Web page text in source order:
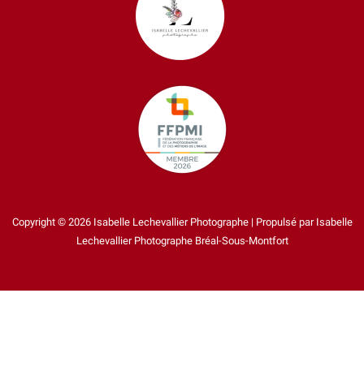
Copyright © 2026 Isabelle Lechevallier Photographe | Propulsé par Isabelle
Lechevallier Photographe Bréal-Sous-Montfort